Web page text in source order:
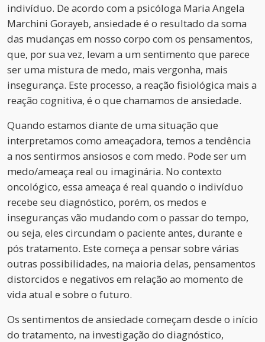
indivíduo. De acordo com a psicóloga Maria Angela
Marchini Gorayeb, ansiedade é o resultado da soma
das mudanças em nosso corpo com os pensamentos,
que, por sua vez, levam a um sentimento que parece
ser uma mistura de medo, mais vergonha, mais
insegurança. Este processo, a reação fisiológica mais a
reação cognitiva, é o que chamamos de ansiedade.
Quando estamos diante de uma situação que
interpretamos como ameaçadora, temos a tendência
a nos sentirmos ansiosos e com medo. Pode ser um
medo/ameaça real ou imaginária. No contexto
oncológico, essa ameaça é real quando o indivíduo
recebe seu diagnóstico, porém, os medos e
inseguranças vão mudando com o passar do tempo,
ou seja, eles circundam o paciente antes, durante e
pós tratamento. Este começa a pensar sobre várias
outras possibilidades, na maioria delas, pensamentos
distorcidos e negativos em relação ao momento de
vida atual e sobre o futuro.
Os sentimentos de ansiedade começam desde o início
do tratamento, na investigação do diagnóstico,